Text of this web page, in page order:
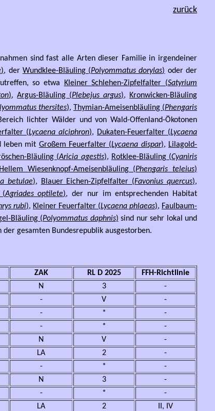
zurück
sind fast alle Arten dieser Familie in irgendeiner
), der Wundklee-Bläuling (Polyommatus dorylas) oder der
so etwa Kleiner Schlehen-Zipfelfalter (Satyrium
),Argus-Bläuling (Plebejus argus),
Kronwicken-Bläuling
thersites), Thymian-Ameisenbläuling (Phengaris
lichter Wälder und von Wald-Offenland-Ökotonen
(Lycaena alciphron), Dukaten-Feuerfalter (Lycaena
leben mit Großem Feuerfalter (Lycaena dispar), Lilagold-
Bläuling (Aricia agestis), Rotklee-Bläuling (Cyaniris
Hellem Wiesenknopf-Ameisenbläuling (Phengaris teleius)
betulae), Blauer Eichen-Zipfelfalter (Favonius quercus),
(Agriades optilete), der nur im entsprechenden Habitat
rubi), Kleiner Feuerfalter (Lycaena phlaeas), Faulbaum-
Bläuling (Polyommatus daphnis) sind nur sehr lokal und
gesamten Bundesrepublik ausgestorben.
ZAK RL D 2025
FFH-Richtlinie
N 3
-
- V
-
- *
-
- *
-
N V
-
LA 2
-
- *
-
N 3
-
- *
-
LA 2
II, IV